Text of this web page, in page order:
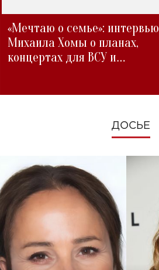
«Мечтаю о семье»: интервью
Михаила Хомы о планах,
концертах для ВСУ и
ДОСЬЕ